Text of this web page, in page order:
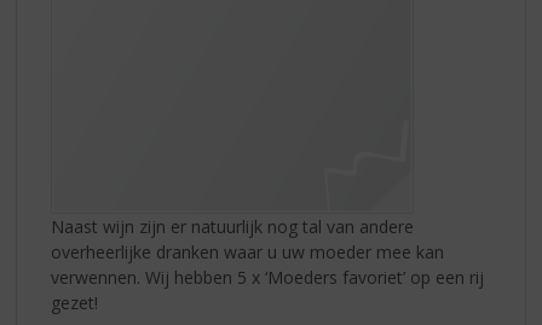
Naast wijn zijn er natuurlijk nog tal van andere
overheerlijke dranken waar u uw moeder mee kan
verwennen. Wij hebben 5 x ‘Moeders favoriet’ op een rij
gezet!